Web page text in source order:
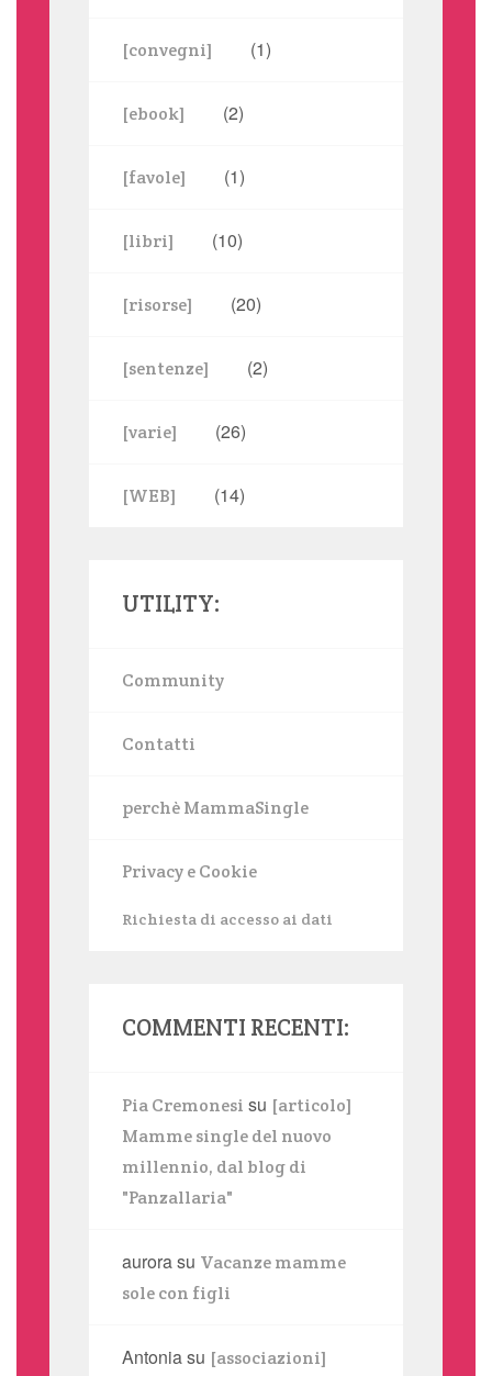
[convegni] (1)
[ebook] (2)
[favole] (1)
[libri] (10)
[risorse] (20)
[sentenze] (2)
[varie] (26)
[WEB] (14)
UTILITY:
Community
Contatti
perchè MammaSingle
Privacy e Cookie
Richiesta di accesso ai dati
COMMENTI RECENTI:
Pia Cremonesi su [articolo]
Mamme single del nuovo
millennio, dal blog di
"Panzallaria"
aurorasu Vacanze mamme
sole con figli
Antoniasu [associazioni]